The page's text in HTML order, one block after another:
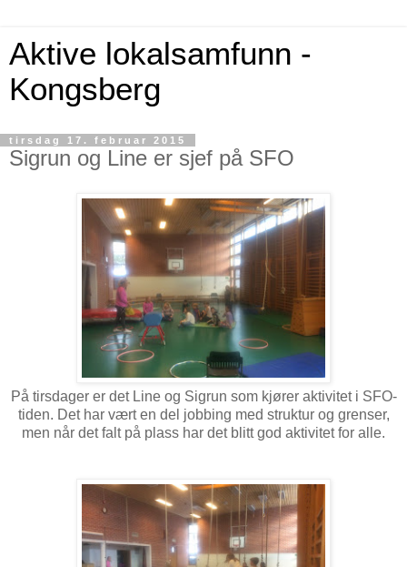
Aktive lokalsamfunn -
Kongsberg
tirsdag 17. februar 2015
Sigrun og Line er sjef på SFO
På tirsdager er det Line og Sigrun som kjører aktivitet i SFO-
tiden. Det har vært en del jobbing med struktur og grenser,
men når det falt på plass har det blitt god aktivitet for alle.